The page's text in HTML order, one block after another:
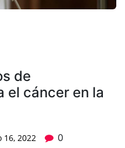
de
el cáncer en la
16, 2022 0